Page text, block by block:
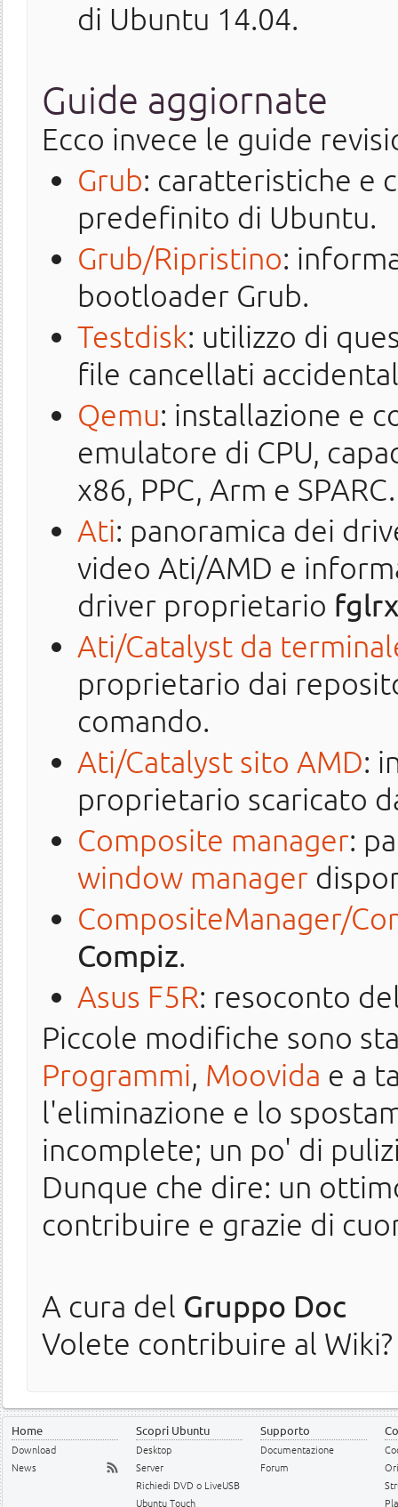
di Ubuntu 14.04.
Guide aggiornate
Ecco invece le guide
Grub: caratteristiche e
predefinito di Ubuntu.
Grub/Ripristino:
bootloader Grub.
Testdisk: utilizzo di
file cancellati
Qemu: installazione e
emulatore di CPU,
x86, PPC, Arm e SPARC.
Ati: panoramica dei
video Ati/AMD e
driver proprietario
Ati/Catalyst da
proprietario dai
comando.
Ati/Catalyst sito AMD:
proprietario scaricato
Composite manager:
window manager
CompositeManager/
Compiz.
Asus F5R: resoconto
Piccole modifiche sono
Programmi, Moovida e a
l'eliminazione e lo
incomplete; un po' di
Dunque che dire: un
contribuire e grazie di
A cura del Gruppo Doc
Volete contribuire al
Home
Download
News
Scopri Ubuntu
Desktop
Server
Richiedi DVD o LiveUSB
Ubuntu Touch
Supporto
Documentazione
Forum